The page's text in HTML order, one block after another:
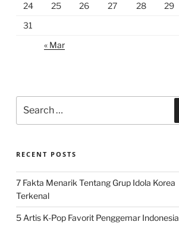
24
25 26 27 28 29
31
« Mar
for:
RECENT POSTS
7 Fakta Menarik Tentang Grup Idola Korea
Terkenal
5 Artis K-Pop Favorit Penggemar Indonesia